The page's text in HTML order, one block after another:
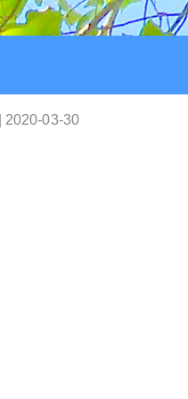
| 2020-03-30